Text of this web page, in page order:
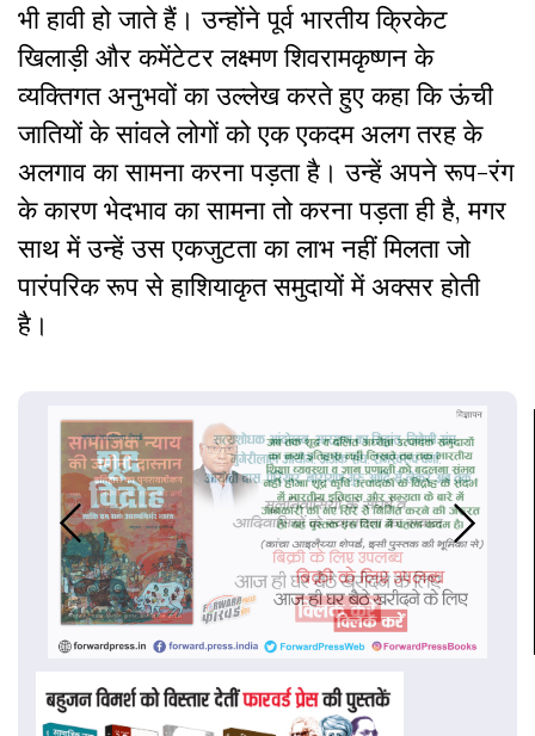
भी हावी हो जाते हैं। उन्होंने पूर्व भारतीय क्रिकेट
खिलाड़ी और कमेंटेटर लक्ष्मण शिवरामकृष्णन के
व्यक्तिगत अनुभवों का उल्लेख करते हुए कहा कि ऊंची
जातियों के सांवले लोगों को एक एकदम अलग तरह के
अलगाव का सामना करना पड़ता है। उन्हें अपने रूप-रंग
के कारण भेदभाव का सामना तो करना पड़ता ही है, मगर
साथ में उन्हें उस एकजुटता का लाभ नहीं मिलता जो
पारंपरिक रूप से हाशियाकृत समुदायों में अक्सर होती
है।